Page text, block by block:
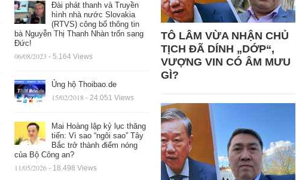
Đài phát thanh và Truyền
hình nhà nước Slovakia
(RTVS) công bố thông tin
bà Nguyễn Thị Thanh Nhàn trốn sang
Đức!
06/08/2023 - 5.164 Views
Ủng hộ Thoibao.de
15/02/2018 - 24.051 Views
Mai Hoàng lập kỷ lục thăng
tiến: Vì sao “ngôi sao” Tây
Bắc trở thành điểm nóng
của Bộ Công an?
11/05/2026 - 18.498 Views
TÔ LÂM VỪA NHẬN CHỦ
TỊCH ĐÃ DÍNH „DỚP“,
VƯỢNG VIN CÓ ÂM MƯU
GÌ?